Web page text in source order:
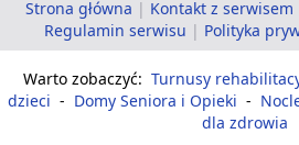
Strona główna | Kontakt z serwisem
Regulamin serwisu | Polityka
Warto zobaczyć: Turnusy
dzieci - Domy Seniora i Opieki -
dla zdrowia